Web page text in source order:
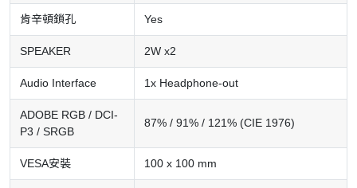
肯辛頓鎖孔 Yes
SPEAKER 2W x2
Audio Interface 1x Headphone-out
ADOBE RGB / DCI-
P3 / SRGB
87% / 91% / 121% (CIE 1976)
VESA安裝 100 x 100 mm